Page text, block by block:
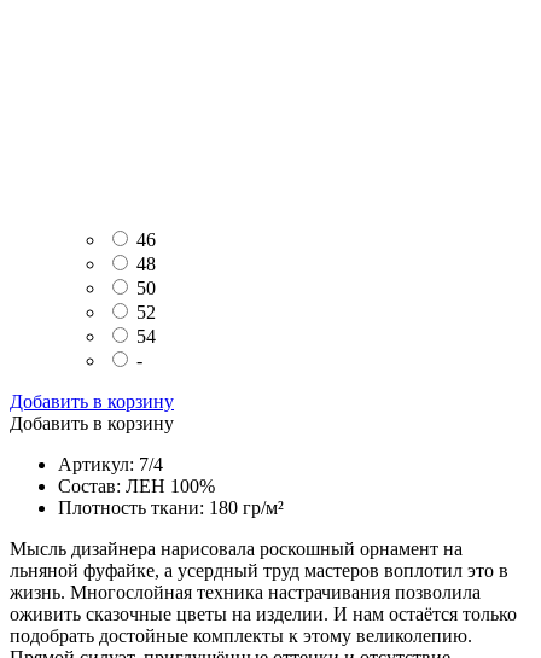
46
48
50
52
54
-
Добавить в корзину
Добавить в корзину
Артикул: 7/4
Состав: ЛЕН 100%
Плотность ткани: 180 гр/м²
Мысль дизайнера нарисовала роскошный орнамент на
льняной фуфайке, а усердный труд мастеров воплотил это в
жизнь. Многослойная техника настрачивания позволила
оживить сказочные цветы на изделии. И нам остаётся только
подобрать достойные комплекты к этому великолепию.